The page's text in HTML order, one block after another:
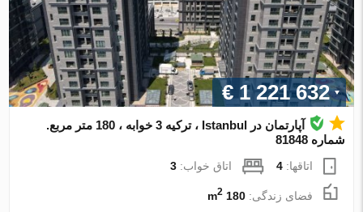
€ 1 221 632
آپارتمان در Istanbul ، ترکیه 3 خوابه ، 180 متر مربع.
شماره 81848
اتاقها:4 اتاق خواب:3
فضای زندگی:180 m
2